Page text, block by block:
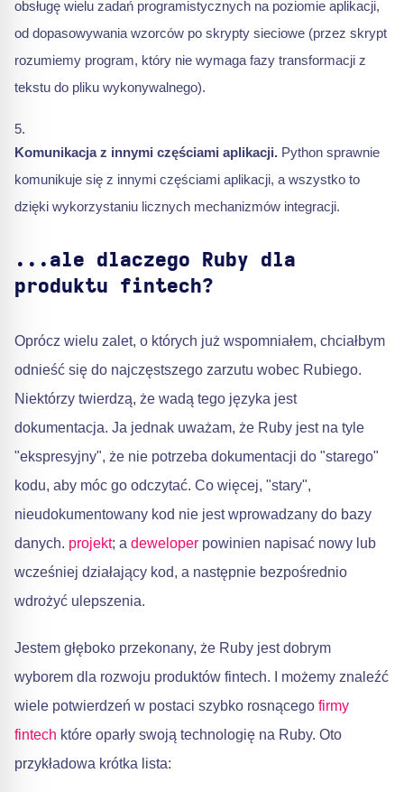
obsługę wielu zadań programistycznych na poziomie aplikacji,
od dopasowywania wzorców po skrypty sieciowe (przez skrypt
rozumiemy program, który nie wymaga fazy transformacji z
tekstu do pliku wykonywalnego).
Komunikacja z innymi częściami aplikacji. Python sprawnie
komunikuje się z innymi częściami aplikacji, a wszystko to
dzięki wykorzystaniu licznych mechanizmów integracji.
...ale dlaczego Ruby dla
produktu fintech?
Oprócz wielu zalet, o których już wspomniałem, chciałbym
odnieść się do najczęstszego zarzutu wobec Rubiego.
Niektórzy twierdzą, że wadą tego języka jest
dokumentacja. Ja jednak uważam, że Ruby jest na tyle
"ekspresyjny", że nie potrzeba dokumentacji do "starego"
kodu, aby móc go odczytać. Co więcej, "stary",
nieudokumentowany kod nie jest wprowadzany do bazy
danych. projekt; a deweloper powinien napisać nowy lub
wcześniej działający kod, a następnie bezpośrednio
wdrożyć ulepszenia.
Jestem głęboko przekonany, że Ruby jest dobrym
wyborem dla rozwoju produktów fintech. I możemy znaleźć
wiele potwierdzeń w postaci szybko rosnącego firmy
fintech które oparły swoją technologię na Ruby. Oto
przykładowa krótka lista: